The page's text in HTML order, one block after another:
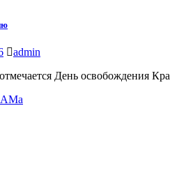
admin
День освобождения